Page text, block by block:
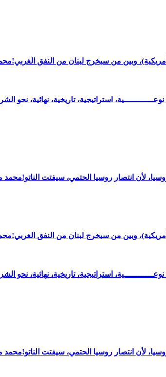
وبين من سيخرج لبنان من النفق
استراتيجية، تاريخية، نهائية،
روسيا، لأن انتصار روسيا الحتمي، سيفتت
وبين من سيخرج لبنان من النفق
استراتيجية، تاريخية، نهائية،
روسيا، لأن انتصار روسيا الحتمي، سيفتت